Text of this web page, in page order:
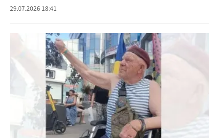
29.07.2026 18:41